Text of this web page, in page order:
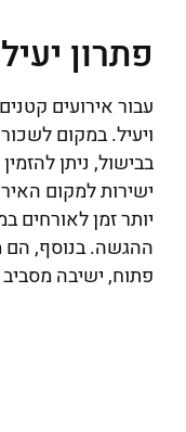
פתרון יעיל
עבור אירועים
ויעיל. במקום
בבישול, ניתן
ישירות למקום
יותר זמן לאורחים
ההגשה. בנוסף, הם
פתוח, ישיבה